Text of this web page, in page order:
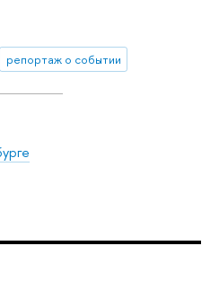
репортаж о событии